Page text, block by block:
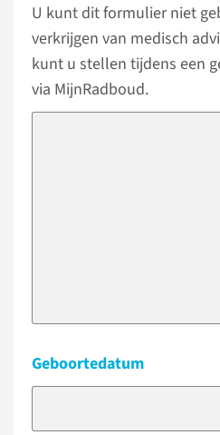
U kunt dit formulier niet
verkrijgen van medisch
kunt u stellen tijdens een
via MijnRadboud.
Geboortedatum